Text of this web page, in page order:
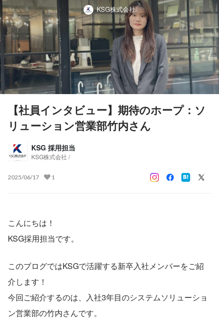
KSG株式会社
【社員インタビュー】期待のホープ：ソ
リューション営業部竹内さん
KSG 採用担当
KSG株式会社 /
2025/06/17 1
こんにちは！
KSG採用担当です。
このブログではKSGで活躍する新卒入社メンバーをご紹
介します！
今回ご紹介するのは、入社3年目のシステムソリューショ
ン営業部の竹内さんです。